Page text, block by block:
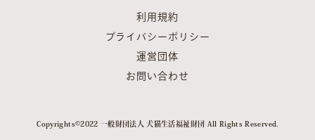
利用規約
プライバシーポリシー
運営団体
お問い合わせ
Copyrights©︎2022 一般財団法人 犬猫生活福祉財団 All Rights Reserved.